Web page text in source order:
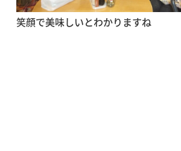
笑顔で美味しいとわかりますね